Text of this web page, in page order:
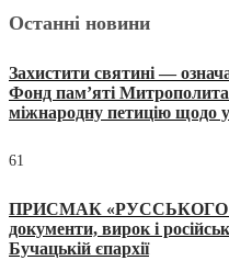
Останні новини
Захистити святині —
Фонд пам’яті
міжнародну петицію щодо
61
ПРИСМАК «РУССЬКОГО
документи, вирок і
Бучацькій єпархії